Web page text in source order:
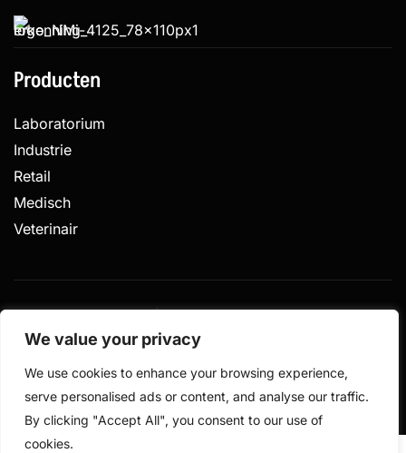
We value your privacy
We use cookies to enhance your browsing experience,
serve personalised ads or content, and analyse our traffic.
By clicking "Accept All", you consent to our use of
cookies.
Producten
Laboratorium
Industrie
Retail
Medisch
Veterinair
© 2026 De Weegschalen Shop.nl – alle rechten
voorbehouden
Gemaakt door